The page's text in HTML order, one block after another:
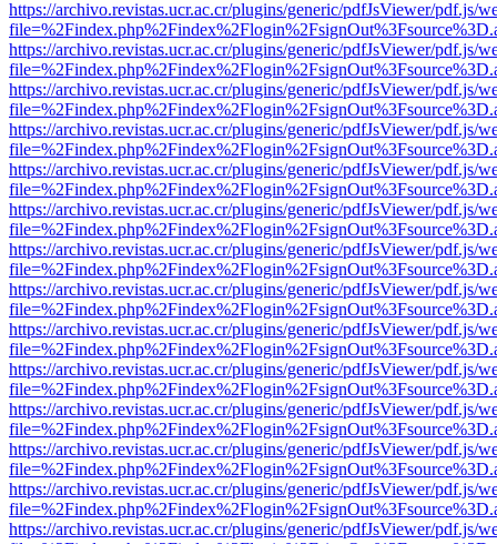
https://archivo.revistas.ucr.ac.cr/plugins/generic/pdfJsViewer/pdf.js/
https://archivo.revistas.ucr.ac.cr/plugins/generic/pdfJsViewer/pdf.js/
https://archivo.revistas.ucr.ac.cr/plugins/generic/pdfJsViewer/pdf.js/
https://archivo.revistas.ucr.ac.cr/plugins/generic/pdfJsViewer/pdf.js/
https://archivo.revistas.ucr.ac.cr/plugins/generic/pdfJsViewer/pdf.js/
https://archivo.revistas.ucr.ac.cr/plugins/generic/pdfJsViewer/pdf.js/
https://archivo.revistas.ucr.ac.cr/plugins/generic/pdfJsViewer/pdf.js/
https://archivo.revistas.ucr.ac.cr/plugins/generic/pdfJsViewer/pdf.js/
https://archivo.revistas.ucr.ac.cr/plugins/generic/pdfJsViewer/pdf.js/
https://archivo.revistas.ucr.ac.cr/plugins/generic/pdfJsViewer/pdf.js/
https://archivo.revistas.ucr.ac.cr/plugins/generic/pdfJsViewer/pdf.js/
https://archivo.revistas.ucr.ac.cr/plugins/generic/pdfJsViewer/pdf.js/
https://archivo.revistas.ucr.ac.cr/plugins/generic/pdfJsViewer/pdf.js/
https://archivo.revistas.ucr.ac.cr/plugins/generic/pdfJsViewer/pdf.js/